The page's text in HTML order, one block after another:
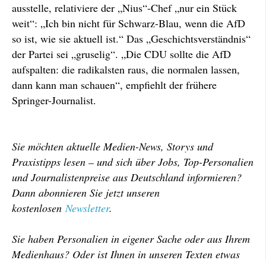
ausstelle, relativiere der „Nius“-Chef „nur ein Stück
weit“: „Ich bin nicht für Schwarz-Blau, wenn die AfD
so ist, wie sie aktuell ist.“ Das „Geschichtsverständnis“
der Partei sei „gruselig“. „Die CDU sollte die AfD
aufspalten: die radikalsten raus, die normalen lassen,
dann kann man schauen“, empfiehlt der frühere
Springer-Journalist.
Sie möchten aktuelle Medien-News, Storys und
Praxistipps lesen – und sich über Jobs, Top-Personalien
und Journalistenpreise aus Deutschland informieren?
Dann abonnieren Sie jetzt unseren
kostenlosenNewsletter.
Sie haben Personalien in eigener Sache oder aus Ihrem
Medienhaus? Oder ist Ihnen in unseren Texten etwas